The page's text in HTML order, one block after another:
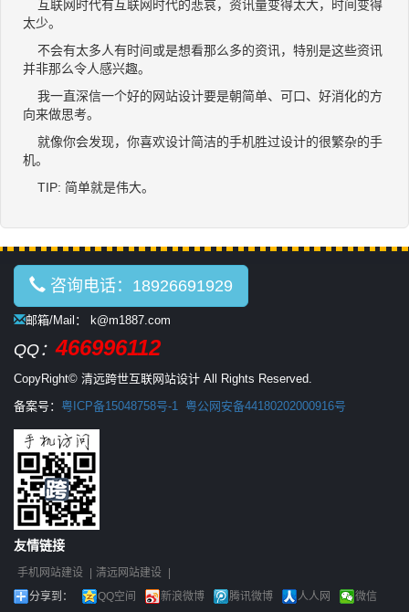
互联网时代有互联网时代的悲哀，资讯量变得太大，时间变得
太少。
不会有太多人有时间或是想看那么多的资讯，特别是这些资讯
并非那么令人感兴趣。
我一直深信一个好的网站设计要是朝简单、可口、好消化的方
向来做思考。
就像你会发现，你喜欢设计简洁的手机胜过设计的很繁杂的手
机。
TIP: 简单就是伟大。
咨询电话：18926691929
邮箱/Mail： k@m1887.com
QQ：466996112
CopyRight© 清远跨世互联网站设计 All Rights Reserved.
备案号： 粤ICP备15048758号-1 粤公网安备44180202000916号
友情链接
手机网站建设 | 清远网站建设 |
分享到：
QQ空间 新浪微博 腾讯微博 人人网 微信